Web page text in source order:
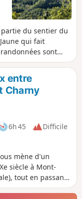
du sentier du
qui fait
sont
de l'association
randonnée d'une
de découvrir le
depuis les
à l'Est, sur le
entre
Charny
6h 45
Difficile
mène d'un
siècle à Mont-
tout en passant
Mont (XIIIe